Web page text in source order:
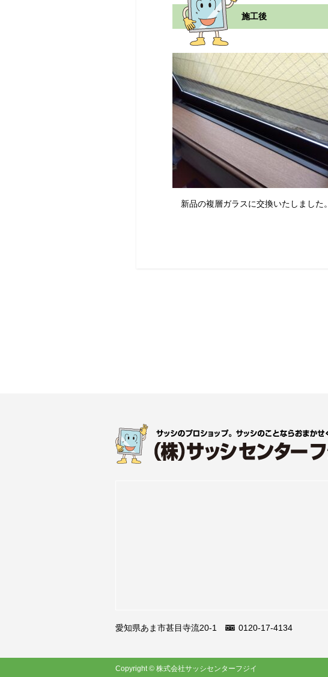
施工後
新品の複層ガラスに交換いたしました。
愛知県あま市甚目寺流20-1 0120-17-4134
Copyright © 株式会社サッシセンターフジイ